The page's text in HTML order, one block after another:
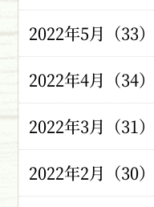
2022年5月（33）
2022年4月（34）
2022年3月（31）
2022年2月（30）